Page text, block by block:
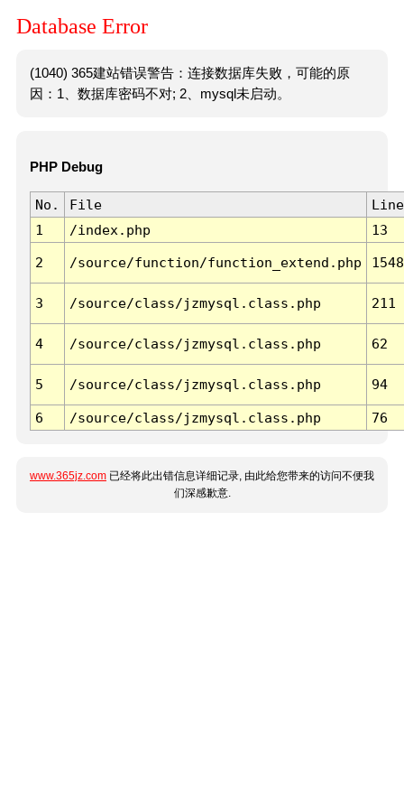
Database Error
(1040) 365建站错误警告：连接数据库失败，可能的原
因：1、数据库密码不对; 2、mysql未启动。
PHP Debug
No. File
Line
1
/index.php 13
2 /source/function/function_extend.php 1548
3 /source/class/jzmysql.class.php 211
4 /source/class/jzmysql.class.php 62
5 /source/class/jzmysql.class.php 94
6 /source/class/jzmysql.class.php 76
www.365jz.com 已经将此出错信息详细记录, 由此给您带来的访问不便我
们深感歉意.